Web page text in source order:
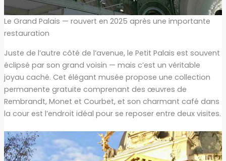
Le Grand Palais — rouvert en 2025 après une importante
restauration
Juste de l’autre côté de l’avenue, le Petit Palais est souvent
éclipsé par son grand voisin — mais c’est un véritable
joyau caché. Cet élégant musée propose une collection
permanente gratuite comprenant des œuvres de
Rembrandt, Monet et Courbet, et son charmant café dans
la cour est l’endroit idéal pour se reposer entre deux visites.